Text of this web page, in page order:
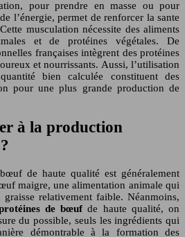
pour prendre en masse ou pour
l’énergie, permet de renforcer la sante
musculation nécessite des aliments
et de protéines végétales. De
françaises intègrent des protéines
et nourrissants. Aussi, l’utilisation
bien calculée constituent des
pour une plus grande production de
à la production
de haute qualité est généralement
maigre, une alimentation animale qui
relativement faible. Néanmoins,
de bœuf de haute qualité, on
du possible, seuls les ingrédients qui
démontrable à la formation des